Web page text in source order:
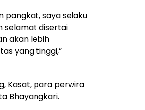
pangkat, saya selaku
selamat disertai
akan lebih
yang tinggi,”
Kasat, para perwira
Bhayangkari.